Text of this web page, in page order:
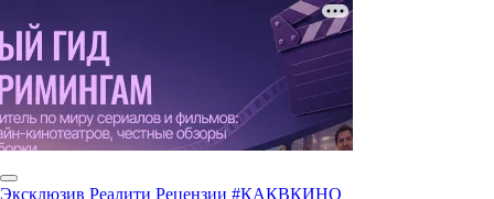
Эксклюзив Реалити Рецензии #КАКВКИНО